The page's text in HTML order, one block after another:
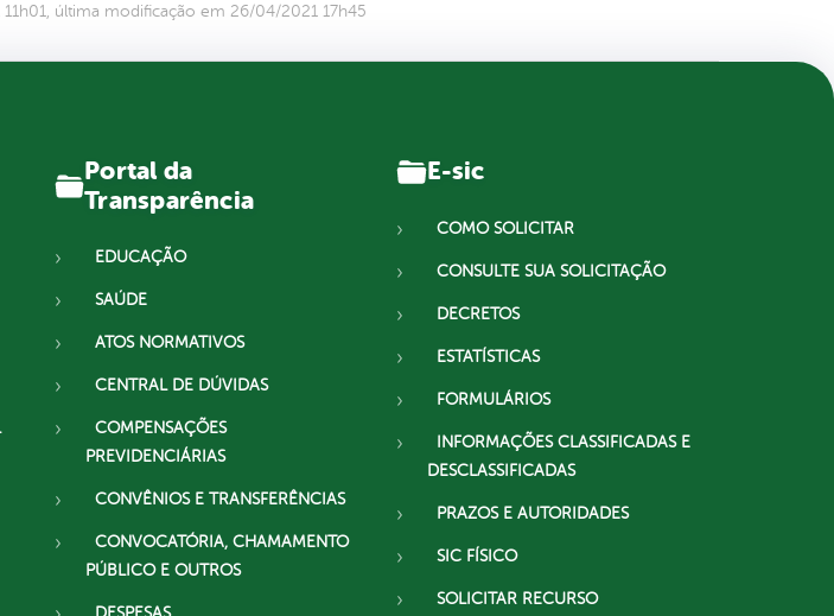
última modificação em 26/04/2021 17h45
Portal da
Transparência
EDUCAÇÃO
SAÚDE
ATOS NORMATIVOS
CENTRAL DE DÚVIDAS
COMPENSAÇÕES
PREVIDENCIÁRIAS
CONVÊNIOS E TRANSFERÊNCIAS
CONVOCATÓRIA, CHAMAMENTO
PÚBLICO E OUTROS
E-sic
COMO SOLICITAR
CONSULTE SUA SOLICITAÇÃO
DECRETOS
ESTATÍSTICAS
FORMULÁRIOS
INFORMAÇÕES CLASSIFICADAS E
DESCLASSIFICADAS
PRAZOS E AUTORIDADES
SIC FÍSICO
SOLICITAR RECURSO